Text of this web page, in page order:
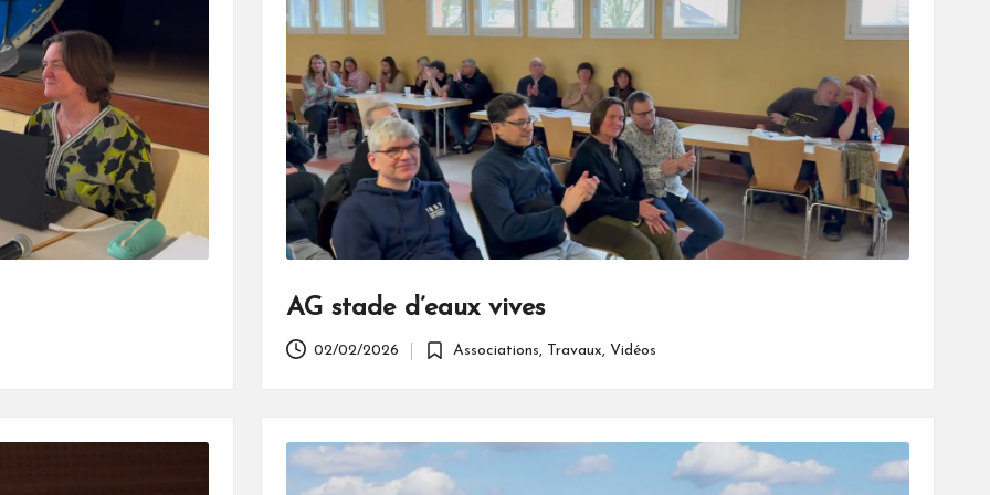
AG stade d’eaux vives
02/02/2026
Posted
Associations, Travaux, Vidéos